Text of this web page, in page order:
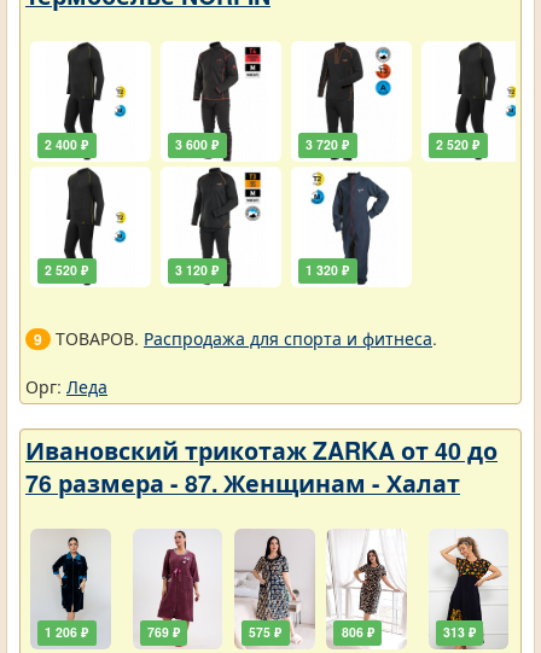
2 400 ₽
2 520 ₽
3 600 ₽
3 120 ₽
3 720 ₽
1 320 ₽
2 520 ₽
9 ТОВАРОВ. Распродажа для спорта и фитнеса.
Орг: Леда
Ивановский трикотаж ZARKA от 40 до
76 размера - 87. Женщинам - Халат
1 206 ₽ 769 ₽ 575 ₽ 806 ₽ 313 ₽